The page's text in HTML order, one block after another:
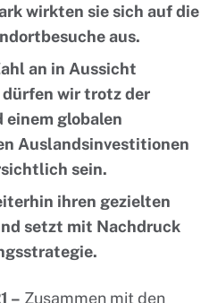
wirkten sie sich auf die
aus.
an in Aussicht
wir trotz der
einem globalen
Auslandsinvestitionen
sein.
ihren gezielten
setzt mit Nachdruck
– Zusammen mit den